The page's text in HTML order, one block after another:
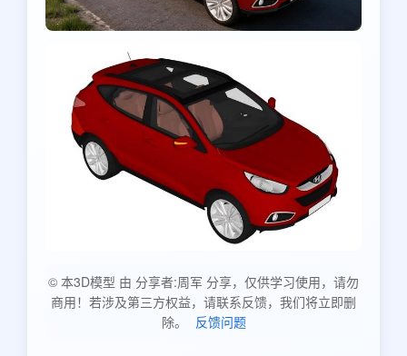
© 本3D模型 由 分享者:周军 分享，仅供学习使用，请勿
商用！若涉及第三方权益，请联系反馈，我们将立即删
除。
反馈问题